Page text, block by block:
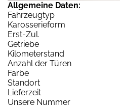
Allgemeine Daten:
Fahrzeugtyp
Karosserieform
Erst-Zul.
Getriebe
Kilometerstand
Anzahl der Türen
Farbe
Standort
Lieferzeit
Unsere Nummer